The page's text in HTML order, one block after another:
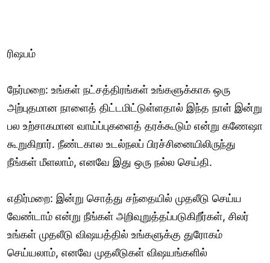
ரிஷபம்
நேர்மறை: உங்கள் நட்சத்திரங்கள் உங்களுக்காக ஒரு
அற்புதமான நாளைத் திட்டமிட்டுள்ளதால் இந்த நாள் இன்று
பல உற்சாகமான வாய்ப்புகளைத் தரக்கூடும் என்று கணேஷா
கூறுகிறார். நீண்டகால உடல்நலப் பிரச்சினையிலிருந்து
நீங்கள் மீளலாம், எனவே இது ஒரு நல்ல செய்தி.
எதிர்மறை: இன்று சொத்து சந்தையில் முதலீடு செய்ய
வேண்டாம் என்று நீங்கள் அறிவுறுத்தப்படுகிறீர்கள், சிலர்
உங்கள் முதலீடு விஷயத்தில் உங்களுக்கு துரோகம்
செய்யலாம், எனவே முதலீடுகள் விஷயங்களில்